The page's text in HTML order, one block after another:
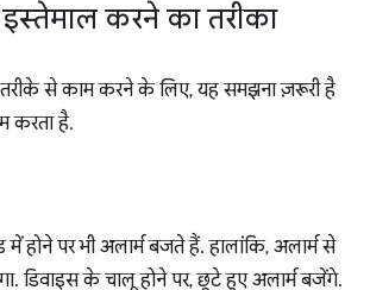
करने का तरीका
से काम करने के लिए, यह समझना ज़रूरी है
करता है.
में होने पर भी अलार्म बजते हैं. हालांकि, अलार्म से
डिवाइस के चालू होने पर, छूटे हुए अलार्म बजेंगे.